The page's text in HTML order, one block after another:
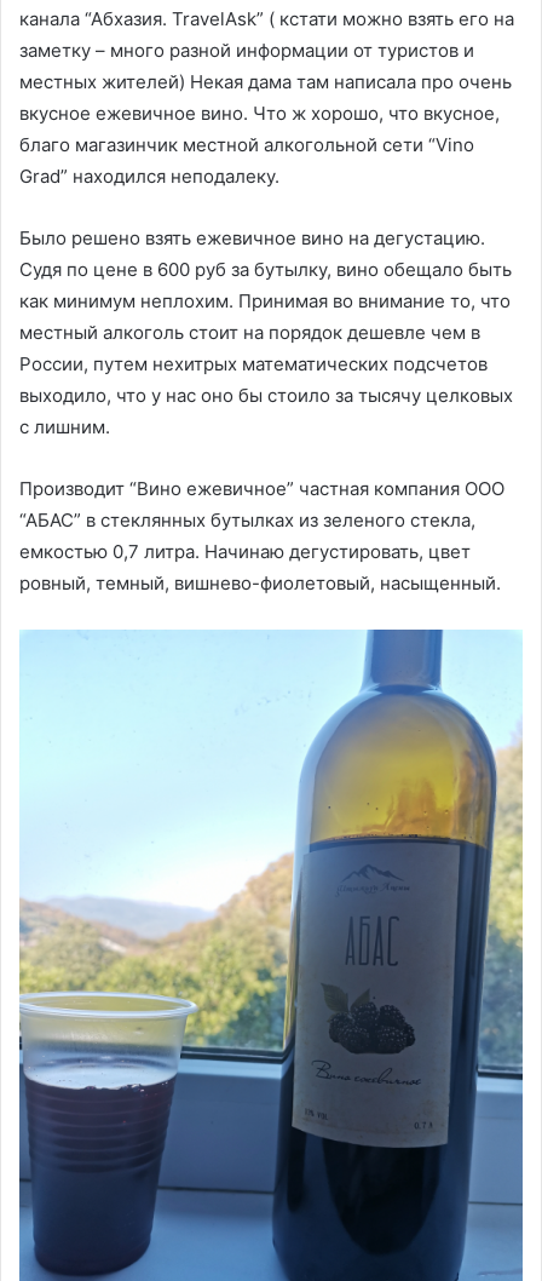
канала “Абхазия. TravelAsk” ( кстати можно взять его на
заметку – много разной информации от туристов и
местных жителей) Некая дама там написала про очень
вкусное ежевичное вино. Что ж хорошо, что вкусное,
благо магазинчик местной алкогольной сети “Vino
Grad” находился неподалеку.
Было решено взять ежевичное вино на дегустацию.
Судя по цене в 600 руб за бутылку, вино обещало быть
как минимум неплохим. Принимая во внимание то, что
местный алкоголь стоит на порядок дешевле чем в
России, путем нехитрых математических подсчетов
выходило, что у нас оно бы стоило за тысячу целковых
с лишним.
Производит “Вино ежевичное” частная компания ООО
“АБАС” в стеклянных бутылках из зеленого стекла,
емкостью 0,7 литра. Начинаю дегустировать, цвет
ровный, темный, вишнево-фиолетовый, насыщенный.